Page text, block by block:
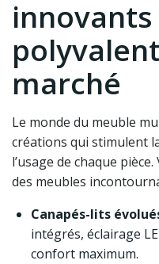
marché
Le monde du meuble
créations qui stimulent
l’usage de chaque
des meubles
Canapés-lits
intégrés, éclairage
confort maximum.